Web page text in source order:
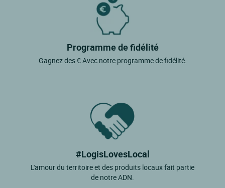
Programme de fidélité
Gagnez des € Avec notre programme de fidélité.
#LogisLovesLocal
L'amour du territoire et des produits locaux fait partie
de notre ADN.